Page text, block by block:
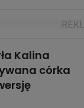
Kalina
córka